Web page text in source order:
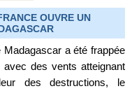
OUVRE UN
a été frappée
des vents atteignant
des destructions, le